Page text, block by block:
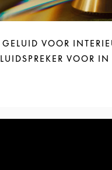
GELUID VOOR
LUIDSPREKER VOOR IN